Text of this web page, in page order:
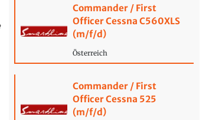
Commander / First
Officer Cessna C560XLS
(m/f/d)
Österreich
Commander / First
Officer Cessna 525
(m/f/d)